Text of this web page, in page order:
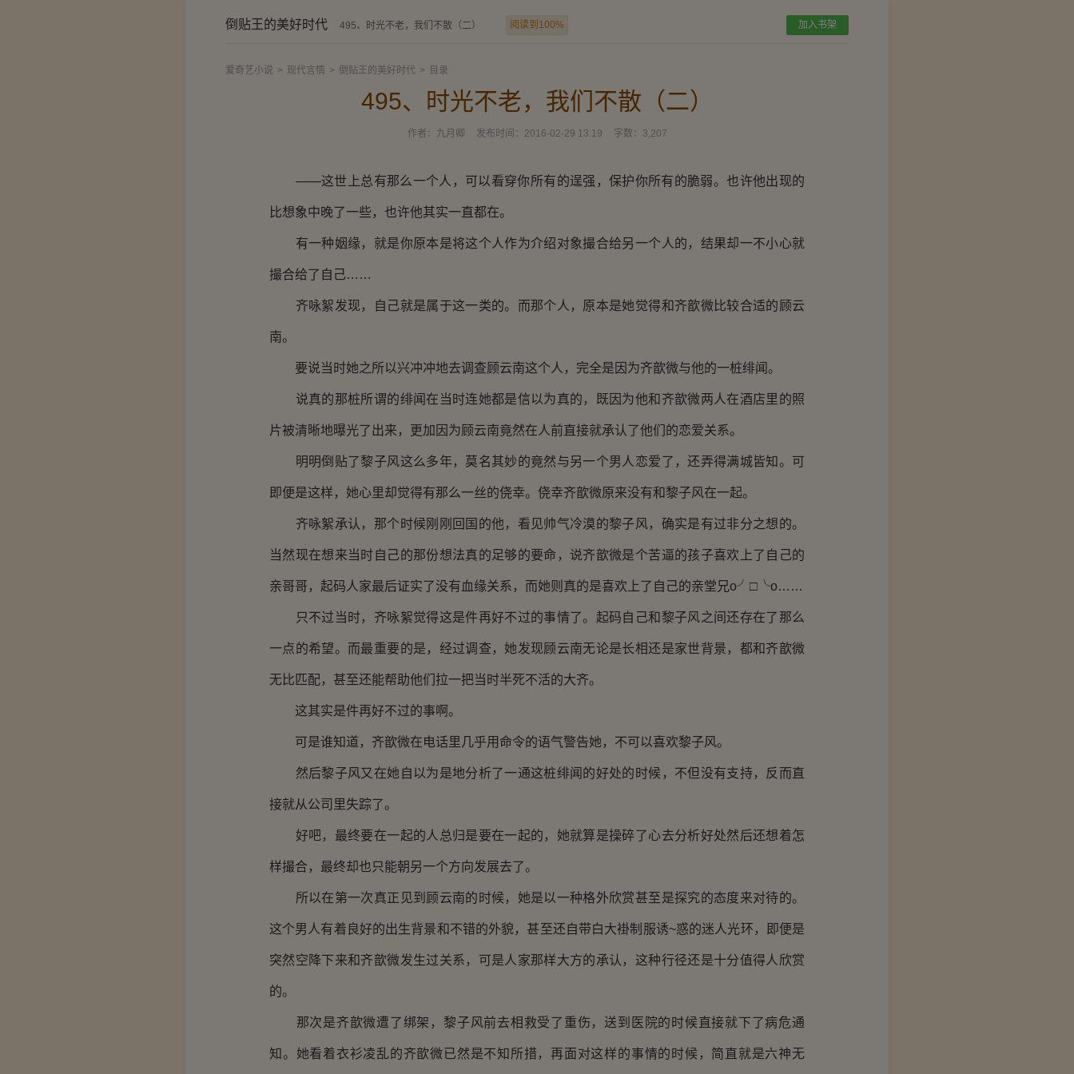
倒贴王的美好时代 495、时光不老，我们不散（二） 阅读到100% 加入书架
爱奇艺小说 > 现代言情 > 倒贴王的美好时代 > 目录
495、时光不老，我们不散（二）
作者： 九月卿 发布时间： 2016-02-29 13:19 字数： 3,207
——这世上总有那么一个人，可以看穿你所有的逞强，保护你所有的脆弱。也许他出现的
比想象中晚了一些，也许他其实一直都在。
有一种姻缘，就是你原本是将这个人作为介绍对象撮合给另一个人的，结果却一不小心就
撮合给了自己……
齐咏絮发现，自己就是属于这一类的。而那个人，原本是她觉得和齐歆微比较合适的顾云
南。
要说当时她之所以兴冲冲地去调查顾云南这个人，完全是因为齐歆微与他的一桩绯闻。
说真的那桩所谓的绯闻在当时连她都是信以为真的，既因为他和齐歆微两人在酒店里的照
片被清晰地曝光了出来，更加因为顾云南竟然在人前直接就承认了他们的恋爱关系。
明明倒贴了黎子风这么多年，莫名其妙的竟然与另一个男人恋爱了，还弄得满城皆知。可
即便是这样，她心里却觉得有那么一丝的侥幸。侥幸齐歆微原来没有和黎子风在一起。
齐咏絮承认，那个时候刚刚回国的他，看见帅气冷漠的黎子风，确实是有过非分之想的。
当然现在想来当时自己的那份想法真的足够的要命，说齐歆微是个苦逼的孩子喜欢上了自己的
亲哥哥，起码人家最后证实了没有血缘关系，而她则真的是喜欢上了自己的亲堂兄o╯□╰o……
只不过当时，齐咏絮觉得这是件再好不过的事情了。起码自己和黎子风之间还存在了那么
一点的希望。而最重要的是，经过调查，她发现顾云南无论是长相还是家世背景，都和齐歆微
无比匹配，甚至还能帮助他们拉一把当时半死不活的大齐。
这其实是件再好不过的事啊。
可是谁知道，齐歆微在电话里几乎用命令的语气警告她，不可以喜欢黎子风。
然后黎子风又在她自以为是地分析了一通这桩绯闻的好处的时候，不但没有支持，反而直
接就从公司里失踪了。
好吧，最终要在一起的人总归是要在一起的，她就算是操碎了心去分析好处然后还想着怎
样撮合，最终却也只能朝另一个方向发展去了。
所以在第一次真正见到顾云南的时候，她是以一种格外欣赏甚至是探究的态度来对待的。
这个男人有着良好的出生背景和不错的外貌，甚至还自带白大褂制服诱~惑的迷人光环，即便是
突然空降下来和齐歆微发生过关系，可是人家那样大方的承认，这种行径还是十分值得人欣赏
的。
那次是齐歆微遭了绑架，黎子风前去相救受了重伤，送到医院的时候直接就下了病危通
知。她看着衣衫凌乱的齐歆微已然是不知所措，再面对这样的事情的时候，简直就是六神无